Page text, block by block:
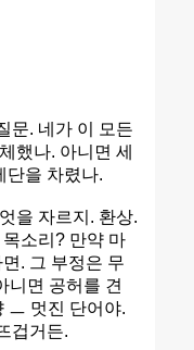
문. 네가 이 모든
했나. 아니면 세
단을 차렸나.
을 자르지. 환상.
소리? 만약 마
. 그 부정은 무
니면 공허를 견
ㅡ 멋진 단어야.
겁거든.